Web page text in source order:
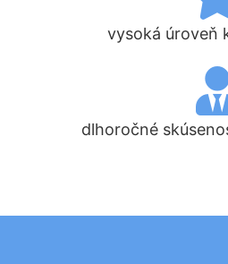
vysoká úroveň
dlhoročné